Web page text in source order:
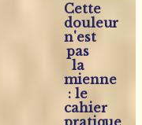
Cette
douleur
n'est
pas
la
mienne
: le
cahier